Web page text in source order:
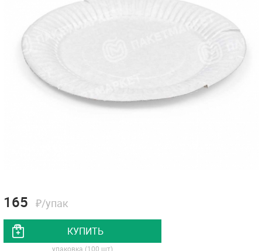
165 ₽/упак
КУПИТЬ
упаковка (100 шт)